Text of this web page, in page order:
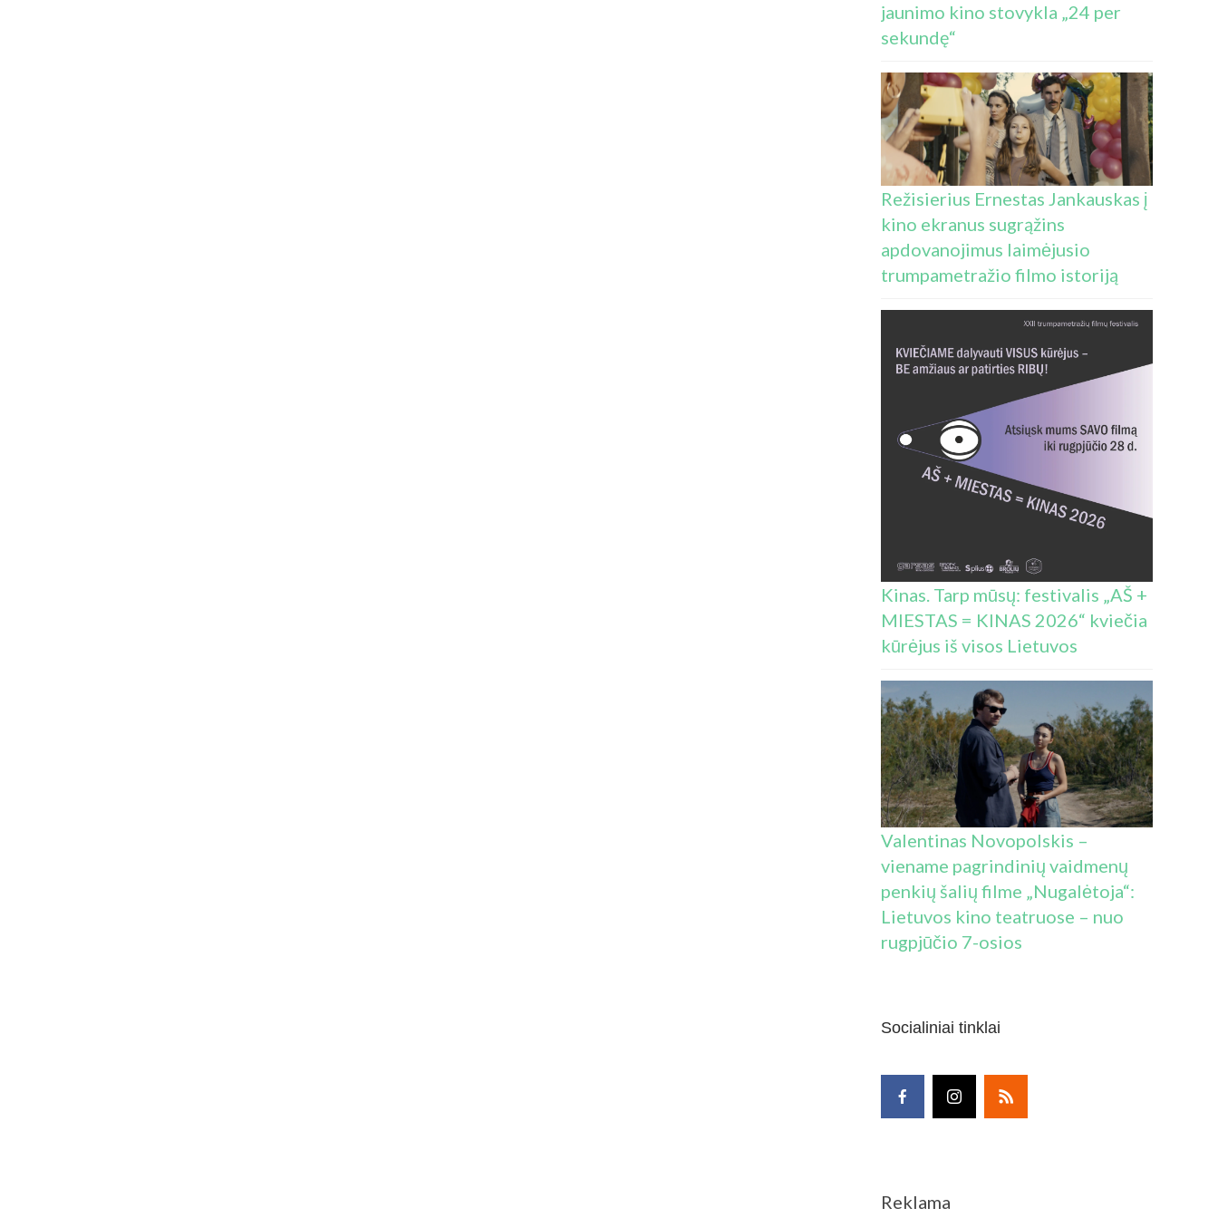
jaunimo kino stovykla „24 per
sekundę“
Režisierius Ernestas Jankauskas į
kino ekranus sugrąžins
apdovanojimus laimėjusio
trumpametražio filmo istoriją
Kinas. Tarp mūsų: festivalis „AŠ +
MIESTAS = KINAS 2026“ kviečia
kūrėjus iš visos Lietuvos
Valentinas Novopolskis –
viename pagrindinių vaidmenų
penkių šalių filme „Nugalėtoja“:
Lietuvos kino teatruose – nuo
rugpjūčio 7-osios
Socialiniai tinklai
Reklama